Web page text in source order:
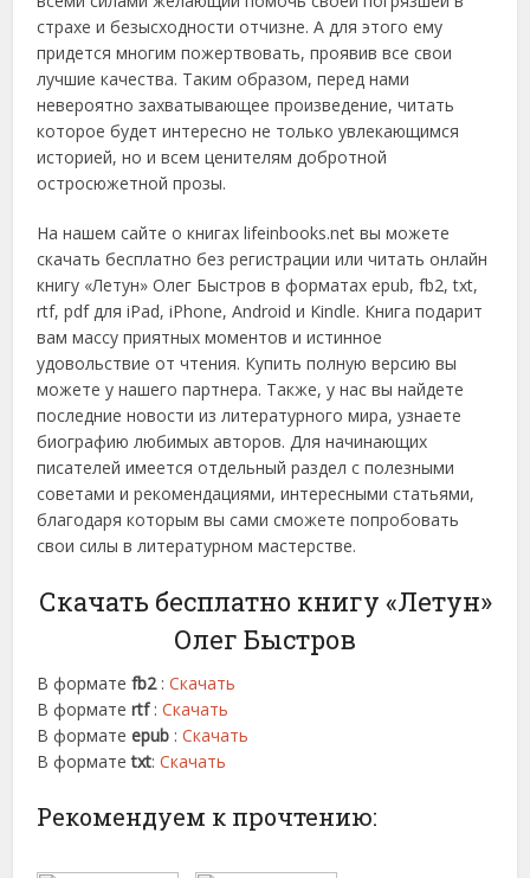
страхе и безысходности отчизне. А для этого ему
придется многим пожертвовать, проявив все свои
лучшие качества. Таким образом, перед нами
невероятно захватывающее произведение, читать
которое будет интересно не только увлекающимся
историей, но и всем ценителям добротной
остросюжетной прозы.
На нашем сайте о книгах lifeinbooks.net вы можете
скачать бесплатно без регистрации или читать онлайн
книгу «Летун» Олег Быстров в форматах epub, fb2, txt,
rtf, pdf для iPad, iPhone, Android и Kindle. Книга подарит
вам массу приятных моментов и истинное
удовольствие от чтения. Купить полную версию вы
можете у нашего партнера. Также, у нас вы найдете
последние новости из литературного мира, узнаете
биографию любимых авторов. Для начинающих
писателей имеется отдельный раздел с полезными
советами и рекомендациями, интересными статьями,
благодаря которым вы сами сможете попробовать
свои силы в литературном мастерстве.
Скачать бесплатно книгу «Летун»
Олег Быстров
В форматеfb2:Скачать
В форматеrtf :Скачать
В форматеepub :Скачать
В форматеtxt:Скачать
Рекомендуем к прочтению: